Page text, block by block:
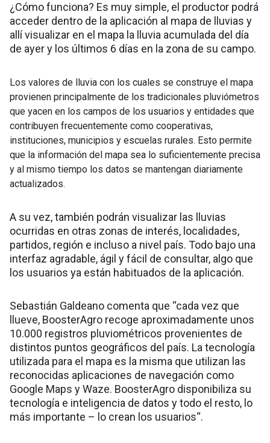
¿Cómo funciona? Es muy simple, el productor podrá
acceder dentro de la aplicación al mapa de lluvias y
allí visualizar en el mapa la lluvia acumulada del día
de ayer y los últimos 6 días en la zona de su campo.
Los valores de lluvia con los cuales se construye el mapa
provienen principalmente de los tradicionales pluviómetros
que yacen en los campos de los usuarios y entidades que
contribuyen frecuentemente como cooperativas,
instituciones, municipios y escuelas rurales. Esto permite
que la información del mapa sea lo suficientemente precisa
y al mismo tiempo los datos se mantengan diariamente
actualizados.
A su vez, también podrán visualizar las lluvias
ocurridas en otras zonas de interés, localidades,
partidos, región e incluso a nivel país. Todo bajo una
interfaz agradable, ágil y fácil de consultar, algo que
los usuarios ya están habituados de la aplicación.
Sebastián Galdeano comenta que “cada vez que
llueve, BoosterAgro recoge aproximadamente unos
10.000 registros pluviométricos provenientes de
distintos puntos geográficos del país. La tecnología
utilizada para el mapa es la misma que utilizan las
reconocidas aplicaciones de navegación como
Google Maps y Waze. BoosterAgro disponibiliza su
tecnología e inteligencia de datos y todo el resto, lo
más importante – lo crean los usuarios“.